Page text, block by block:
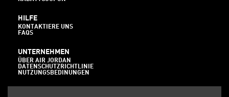
HILFE
KONTAKTIERE UNS
FAQS
UNTERNEHMEN
ÜBER AIR JORDAN
DATENSCHUTZRICHTLINIE
NUTZUNGSBEDINUNGEN